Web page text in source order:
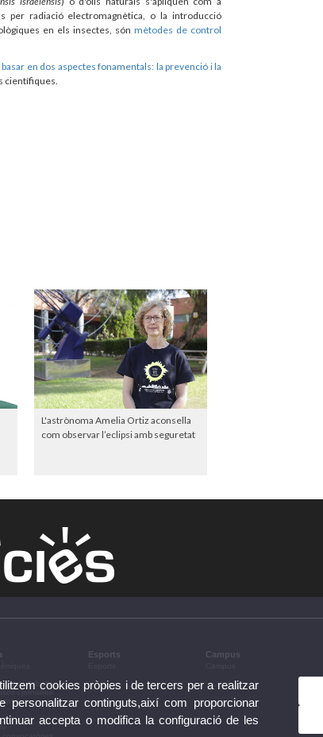
per radiació electromagnètica, o la introducció
en els insectes, sónmètodes de control
en dos aspectes fonamentals: la prevenció i la
científiques.
L'astrònoma Amelia Ortiz aconsella
com observar l’eclipsi amb seguretat
i debats
i jornades
Esports Campus
cookies pròpies i de tercers per a realitzar
continguts,així com proporcionar
accepta o modifica la configuració de les